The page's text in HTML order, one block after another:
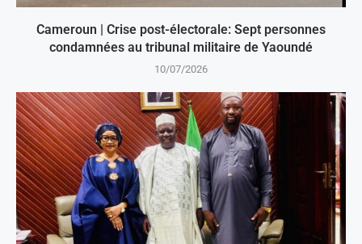
Cameroun | Crise post-électorale: Sept personnes
condamnées au tribunal militaire de Yaoundé
10/07/2026